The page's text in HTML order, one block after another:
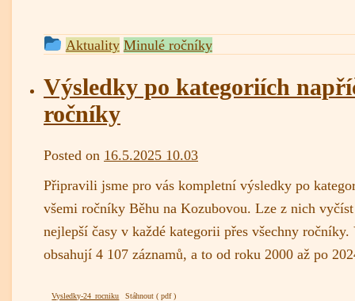
This
was
posted
in
Aktuality Minulé ročníky
Výsledky po kategoriích
ročníky
Posted on 16.5.2025 10.03
Připravili jsme pro vás kompletní výsledky po
všemi ročníky Běhu na Kozubovou. Lze z nich
nejlepší časy v každé kategorii přes všechny
obsahují 4 107 záznamů, a to od roku 2000 až po
Vysledky-24_rocniku Stáhnout